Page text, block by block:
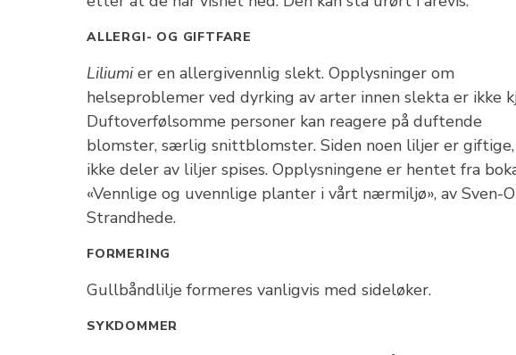
ALLERGI- OG GIFTFARE
Liliumier en allergivennlig slekt. Opplysninger om
helseproblemer ved dyrking av arter innen slekta er ikke
Duftoverfølsomme personer kan reagere på duftende
blomster, særlig snittblomster. Siden noen liljer er
ikke deler av liljer spises. Opplysningene er hentet fra
«Vennlige og uvennlige planter i vårt nærmiljø», av Sven-
Strandhede.
FORMERING
Gullbåndlilje formeres vanligvis med sideløker.
SYKDOMMER